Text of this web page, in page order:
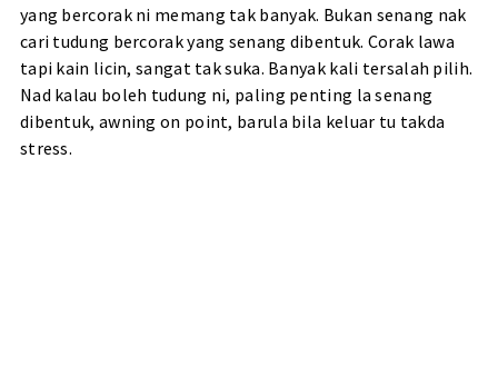
yang bercorak ni memang tak banyak. Bukan senang nak
cari tudung bercorak yang senang dibentuk. Corak lawa
tapi kain licin, sangat tak suka. Banyak kali tersalah pilih.
Nad kalau boleh tudung ni, paling penting la senang
dibentuk, awning on point, barula bila keluar tu takda
stress.